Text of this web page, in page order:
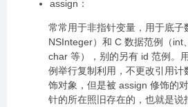
assign：
常常用于非指针变量，用于底子
NSInteger）和 C 数据范例（int
char 等），别的另有 id 范例。
例举行复制利用，不更改引用计
饰对象，但是被 assign 修饰的
针的所在照旧存在的，也就是说